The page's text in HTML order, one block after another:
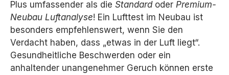
Plus umfassender als die Standardoder Premium-
Neubau Luftanalyse! Ein Lufttest im Neubau ist
besonders empfehlenswert, wenn Sie den
Verdacht haben, dass „etwas in der Luft liegt“.
Gesundheitliche Beschwerden oder ein
anhaltender unangenehmer Geruch können erste